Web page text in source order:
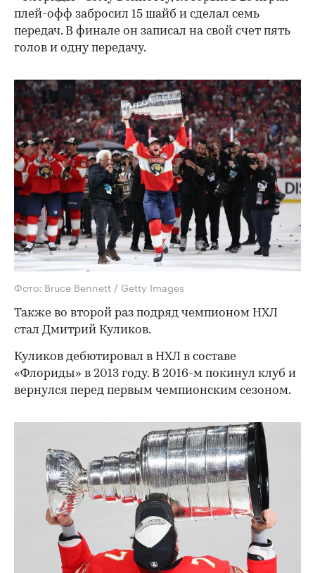
плей-офф забросил 15 шайб и сделал семь
передач. В финале он записал на свой счет пять
голов и одну передачу.
Фото: Bruce Bennett / Getty Images
Также во второй раз подряд чемпионом НХЛ
стал Дмитрий Куликов.
Куликов дебютировал в НХЛ в составе
«Флориды» в 2013 году. В 2016-м покинул клуб и
вернулся перед первым чемпионским сезоном.